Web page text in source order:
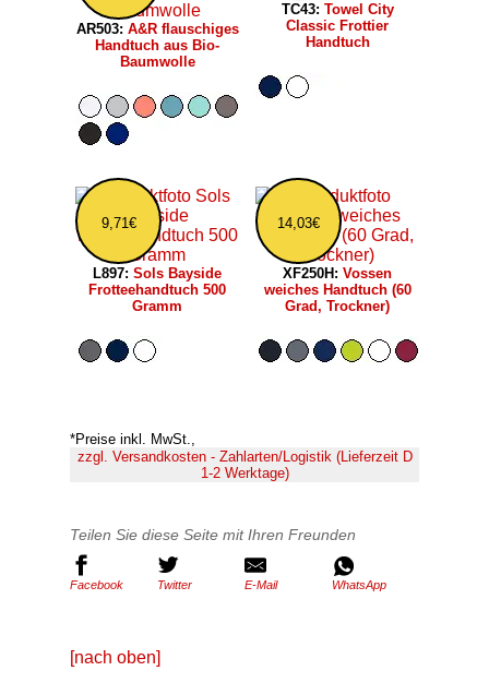
AR503: A&R flauschiges
Handtuch aus Bio-
Baumwolle
TC43: Towel City
Classic Frottier
Handtuch
9,71€
L897: Sols Bayside
Frotteehandtuch 500
Gramm
14,03€
XF250H: Vossen
weiches Handtuch (60
Grad, Trockner)
*Preise inkl. MwSt.,
zzgl. Versandkosten - Zahlarten/Logistik (Lieferzeit D
1-2 Werktage)
Teilen Sie diese Seite mit Ihren Freunden
Facebook Twitter E-Mail WhatsApp
[nach oben]